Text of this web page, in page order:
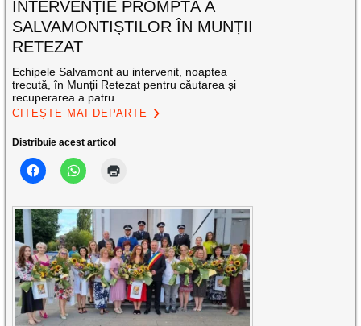
INTERVENȚIE PROMPTĂ A
SALVAMONTIȘTILOR ÎN MUNȚII
RETEZAT
Echipele Salvamont au intervenit, noaptea
trecută, în Munții Retezat pentru căutarea și
recuperarea a patru
CITEȘTE MAI DEPARTE
Distribuie acest articol